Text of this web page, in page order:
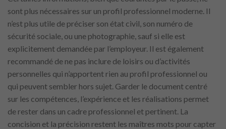
sont plus nécessaires sur un profil professionnel moderne. Il
n’est plus utile de préciser son état civil, son numéro de
sécurité sociale, ou une photographie, sauf si elle est
explicitement demandée par l’employeur. Il est également
recommandé de ne pas inclure de loisirs ou d’activités
personnelles qui n’apportent rien au profil professionnel ou
qui peuvent sembler hors sujet. Garder le document centré
sur les compétences, l’expérience et les réalisations permet
de rester dans un cadre professionnel et pertinent. La
concision et la précision restent les maîtres mots pour capter